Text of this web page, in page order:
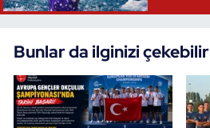
Bunlar da ilginizi çekebilir
Sualtı Sporları
Tekvando